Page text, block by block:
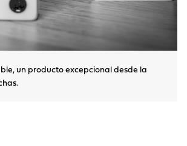
un producto excepcional desde la